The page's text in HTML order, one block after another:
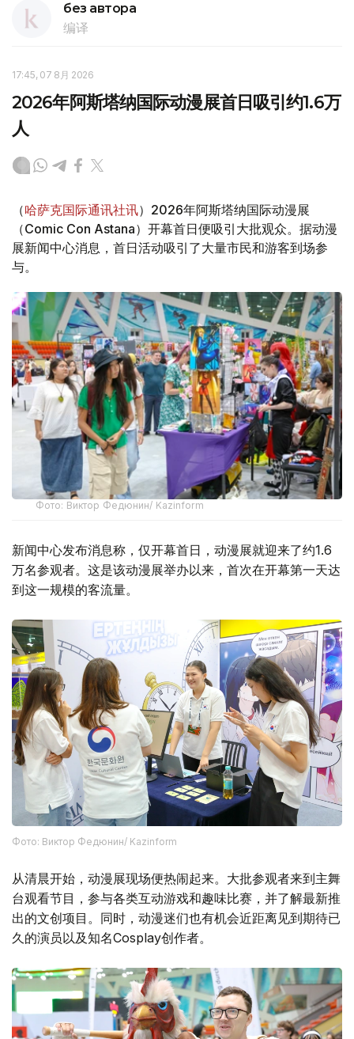
без автора
编译
17:45, 07 8月 2026
2026年阿斯塔纳国际动漫展首日吸引约1.6万
人
（哈萨克国际通讯社讯）2026年阿斯塔纳国际动漫展
（Comic Con Astana）开幕首日便吸引大批观众。据动漫
展新闻中心消息，首日活动吸引了大量市民和游客到场参
与。
Фото: Виктор Федюнин/ Kazinform
新闻中心发布消息称，仅开幕首日，动漫展就迎来了约1.6
万名参观者。这是该动漫展举办以来，首次在开幕第一天达
到这一规模的客流量。
Фото: Виктор Федюнин/ Kazinform
从清晨开始，动漫展现场便热闹起来。大批参观者来到主舞
台观看节目，参与各类互动游戏和趣味比赛，并了解最新推
出的文创项目。同时，动漫迷们也有机会近距离见到期待已
久的演员以及知名Cosplay创作者。